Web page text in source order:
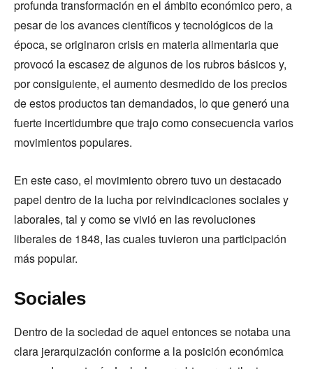
profunda transformación en el ámbito económico pero, a
pesar de los avances científicos y tecnológicos de la
época, se originaron crisis en materia alimentaria que
provocó la escasez de algunos de los rubros básicos y,
por consiguiente, el aumento desmedido de los precios
de estos productos tan demandados, lo que generó una
fuerte incertidumbre que trajo como consecuencia varios
movimientos populares.
En este caso, el movimiento obrero tuvo un destacado
papel dentro de la lucha por reivindicaciones sociales y
laborales, tal y como se vivió en las revoluciones
liberales de 1848, las cuales tuvieron una participación
más popular.
Sociales
Dentro de la sociedad de aquel entonces se notaba una
clara jerarquización conforme a la posición económica